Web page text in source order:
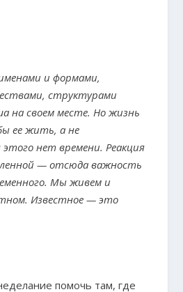
и формами,
структурами
на своем месте. Но жизнь
ее жить, а не
нет времени. Реакция
— отсюда важность
Мы живем и
Известное — это
помочь там, где